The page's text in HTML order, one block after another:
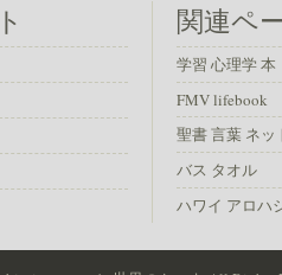
関連ペ
学習 心理学 本
FMV lifebook
聖書 言葉 ネッ
バス タオル
ハワイ アロハ